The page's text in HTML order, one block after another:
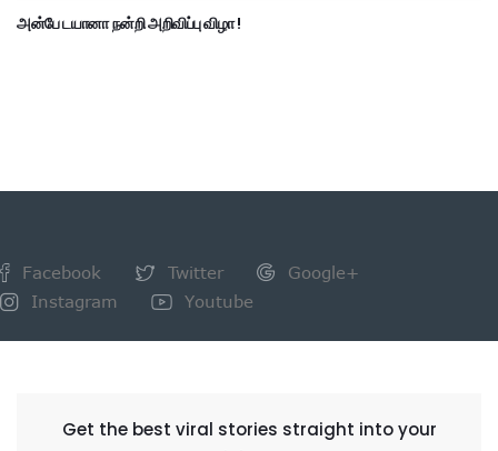
அன்பே டயானா நன்றி அறிவிப்பு விழா !
Facebook Twitter
Google+
Instagram
Youtube
Get the best viral stories straight into your